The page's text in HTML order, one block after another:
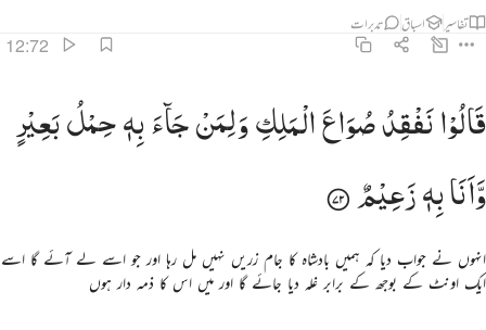
تفاسیر اسباق تدبرات
12:72
قالوا نفقد صواع الملك ولمن جاء به حمل بعير وانا به زعيم ٧٢
قَالُوا۟ نَفْقِدُ صُوَاعَ ٱلْمَلِكِ وَلِمَن جَآءَ بِهِۦ حِمْلُ بَعِيرٍۢ وَأَنَا۠ بِهِۦ زَعِيمٌۭ ٧٢
قَالُوْانَفْقِدُصُوَاعَالْمَلِكِوَلِمَنْجَآءَبِهٖحِمْلُبَعِیْرٍ
وَّاَنَابِهٖزَعِیْمٌ
انہوں نے جواب دیا کہ ہمیں بادشاہ کا جام زریں نہیں مل رہا اور جو اسے لے آئے گا اسے
ایک اونٹ کے بوجھ کے برابر غلہ دیا جائے گا اور میں اس کا ذمہ دار ہوں